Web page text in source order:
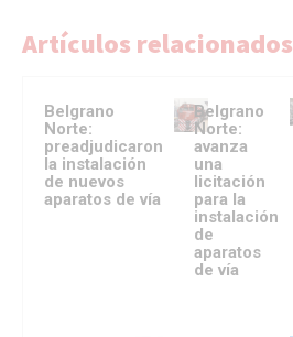
Artículos relacionados
Belgrano
Norte:
preadjudicaron
la instalación
de nuevos
aparatos de vía
Belgrano
Norte:
avanza
una
licitación
para la
instalación
de
aparatos
de vía